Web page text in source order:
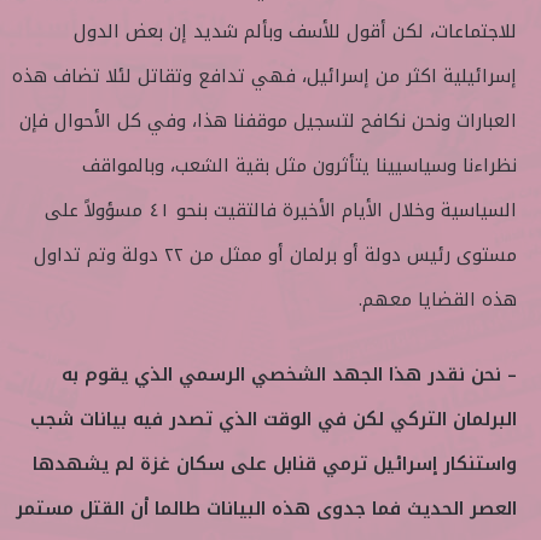
للاجتماعات، لكن أقول للأسف وبألم شديد إن بعض الدول
إسرائيلية اكثر من إسرائيل، فهي تدافع وتقاتل لئلا تضاف هذه
العبارات ونحن نكافح لتسجيل موقفنا هذا، وفي كل الأحوال فإن
نظراءنا وسياسيينا يتأثرون مثل بقية الشعب، وبالمواقف
السياسية وخلال الأيام الأخيرة فالتقيت بنحو ٤١ مسؤولاً على
مستوى رئيس دولة أو برلمان أو ممثل من ٢٢ دولة وتم تداول
هذه القضايا معهم.
– نحن نقدر هذا الجهد الشخصي الرسمي الذي يقوم به
البرلمان التركي لكن في الوقت الذي تصدر فيه بيانات شجب
واستنكار إسرائيل ترمي قنابل على سكان غزة لم يشهدها
العصر الحديث فما جدوى هذه البيانات طالما أن القتل مستمر